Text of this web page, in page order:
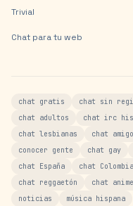
Trivial
Chat para tu web
chat gratis chat sin
chat adultos
chat irc
chat lesbianas
chat
conocer gente
chat gay
chat España
chat Colombia
chat reggaetón
chat anime
noticias
música hispana